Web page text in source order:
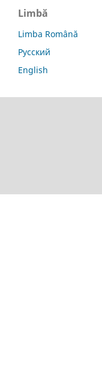
Limbă
Limba Română
Русский
English